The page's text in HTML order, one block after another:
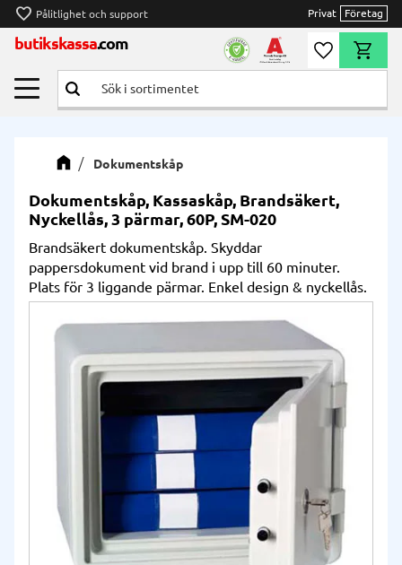
Meny
favorite Pålitlighet och support Privat Företag
butikskassa.com Önskelista
Dokumentskåp
Dokumentskåp, Kassaskåp, Brandsäkert,
Nyckellås, 3 pärmar, 60P, SM-020
Brandsäkert dokumentskåp. Skyddar
pappersdokument vid brand i upp till 60 minuter.
Plats för 3 liggande pärmar. Enkel design & nyckellås.